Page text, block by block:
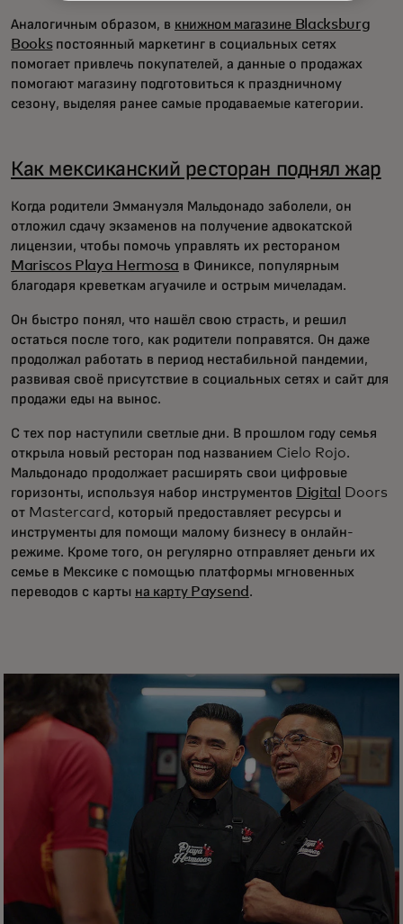
Аналогичным образом, в книжном магазине Blacksburg
Booksпостоянный маркетинг в социальных сетях
помогает привлечь покупателей, а данные о продажах
помогают магазину подготовиться к праздничному
сезону, выделяя ранее самые продаваемые категории.
Как мексиканский ресторан поднял жар
Когда родители Эммануэля Мальдонадо заболели, он
отложил сдачу экзаменов на получение адвокатской
лицензии, чтобы помочь управлять их рестораном
Mariscos Playa Hermosa в Финиксе, популярным
благодаря креветкам агуачиле и острым мичеладам.
Он быстро понял, что нашёл свою страсть, и решил
остаться после того, как родители поправятся. Он даже
продолжал работать в период нестабильной пандемии,
развивая своё присутствие в социальных сетях и сайт для
продажи еды на вынос.
С тех пор наступили светлые дни. В прошлом году семья
открыла новый ресторан под названием Cielo Rojo.
Мальдонадо продолжает расширять свои цифровые
горизонты, используя набор инструментов Digital
Doors
от Mastercard, который предоставляет ресурсы и
инструменты для помощи малому бизнесу в онлайн-
режиме. Кроме того, он регулярно отправляет деньги их
семье в Мексике с помощью платформы мгновенных
переводов с карты на карту Paysend .